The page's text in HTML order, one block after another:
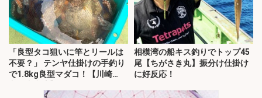
「良型タコ狙いに竿とリールは
不要？」 テンヤ仕掛けの手釣り
で1.8kg良型マダコ！【川崎
相模湾の船キス釣りでトップ45
尾【ちがさき丸】振分け仕掛け
に好反応！